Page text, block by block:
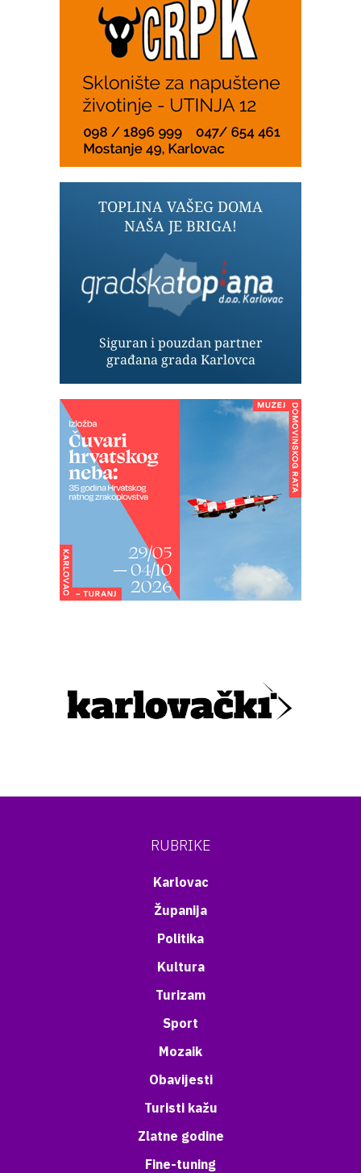
RUBRIKE
Karlovac
Županija
Politika
Kultura
Turizam
Sport
Mozaik
Obavijesti
Turisti kažu
Zlatne godine
Fine-tuning